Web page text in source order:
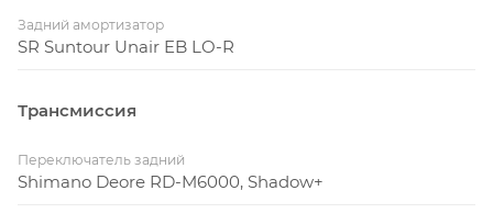
Задний амортизатор
SR Suntour Unair EB LO-R
Трансмиссия
Переключатель задний
Shimano Deore RD-M6000, Shadow+